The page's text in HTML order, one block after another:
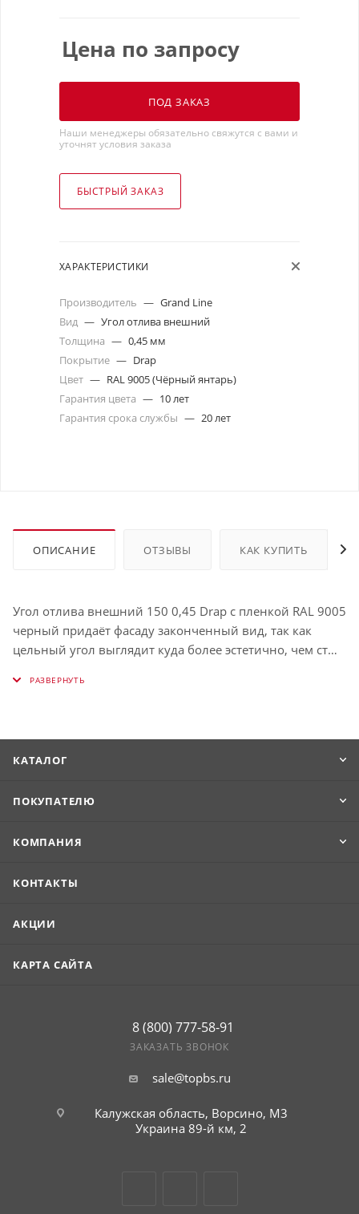
Цена по запросу
ПОД ЗАКАЗ
Наши менеджеры обязательно свяжутся с вами и
уточнят условия заказа
БЫСТРЫЙ ЗАКАЗ
ХАРАКТЕРИСТИКИ
Производитель — Grand Line
Вид — Угол отлива внешний
Толщина — 0,45 мм
Покрытие — Drap
Цвет — RAL 9005 (Чёрный янтарь)
Гарантия цвета — 10 лет
Гарантия срока службы — 20 лет
ОПИСАНИЕ ОТЗЫВЫ КАК КУПИТЬ
Угол отлива внешний 150 0,45 Drap с пленкой RAL 9005
черный придаёт фасаду законченный вид, так как
цельный угол выглядит куда более эстетично, чем стык
КАТАЛОГ
ПОКУПАТЕЛЮ
КОМПАНИЯ
КОНТАКТЫ
АКЦИИ
КАРТА САЙТА
8 (800) 777-58-91
ЗАКАЗАТЬ ЗВОНОК
sale@topbs.ru
Калужская область, Ворсино, М3
Украина 89-й км, 2